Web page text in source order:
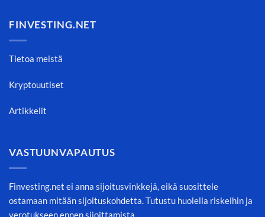
FINVESTING.NET
Tietoa meistä
Kryptouutiset
Artikkelit
VASTUUNVAPAUTUS
Finvesting.net ei anna sijoitusvinkkejä, eikä suosittele
ostamaan mitään sijoituskohdetta. Tutustu huolella riskeihin ja
verotukseen ennen sijoittamista.